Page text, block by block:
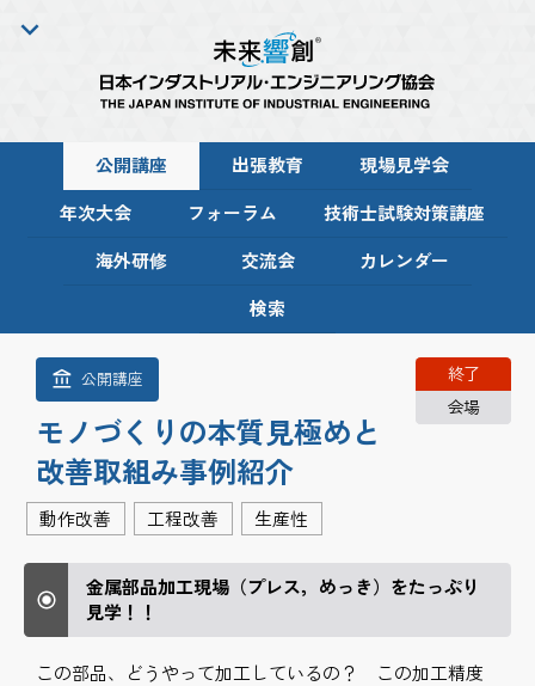
公開講座 出張教育 現場見学会
年次大会 フォーラム 技術士試験対策講座
海外研修 交流会 カレンダー
検索
終了
会場
公開講座
モノづくりの本質見極めと
改善取組み事例紹介
動作改善 工程改善 生産性
金属部品加工現場（プレス，めっき）をたっぷり
見学！！
この部品、どうやって加工しているの？ この加工精度